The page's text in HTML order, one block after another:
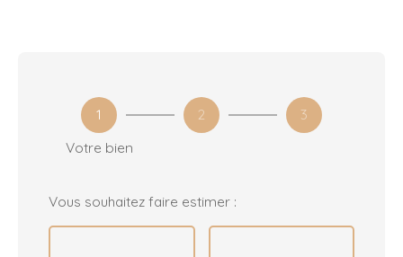
1
Votre bien
2 3
Vous souhaitez faire estimer :